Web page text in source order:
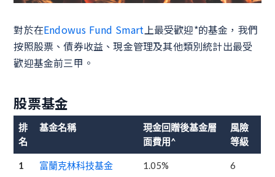
對於在Endowus Fund Smart上最受歡迎*的基金，我們
按照股票、債券收益、現金管理及其他類別統計出最受
歡迎基金前三甲。
股票基金
排
名
基金名稱
現金回贈後基金層
面費用^
風險
等級
1 富蘭克林科技基金 1.05% 6